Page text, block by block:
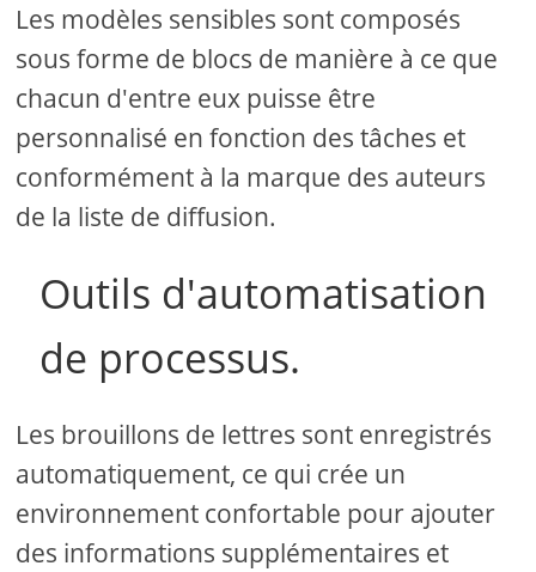
Les modèles sensibles sont composés
sous forme de blocs de manière à ce que
chacun d'entre eux puisse être
personnalisé en fonction des tâches et
conformément à la marque des auteurs
de la liste de diffusion.
Outils d'automatisation
de processus.
Les brouillons de lettres sont enregistrés
automatiquement, ce qui crée un
environnement confortable pour ajouter
des informations supplémentaires et